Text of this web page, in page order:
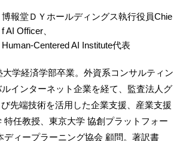
博報堂ＤＹホールディングス執行役員Chie
f AI Officer、
Human-Centered AI Institute代表
大学経済学部卒業。外資系コンサルティン
インターネット企業を経て、監査法人グ
先端技術を活用した企業支援、産業支援
特任教授、東京大学 協創プラットフォー
ディープラーニング協会 顧問。著訳書